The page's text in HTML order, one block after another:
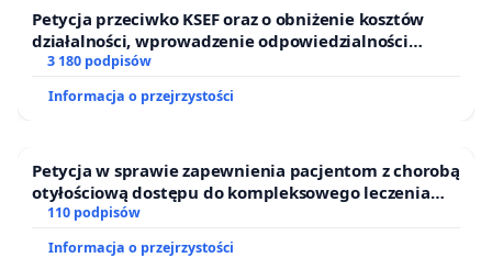
Petycja przeciwko KSEF oraz o obniżenie kosztów
działalności, wprowadzenie odpowiedzialności
finansowej kluczowych urzędników i sędziów
3 180 podpisów
Informacja o przejrzystości
Petycja w sprawie zapewnienia pacjentom z chorobą
otyłościową dostępu do kompleksowego leczenia
oraz programów profilaktycznych.
110 podpisów
Informacja o przejrzystości